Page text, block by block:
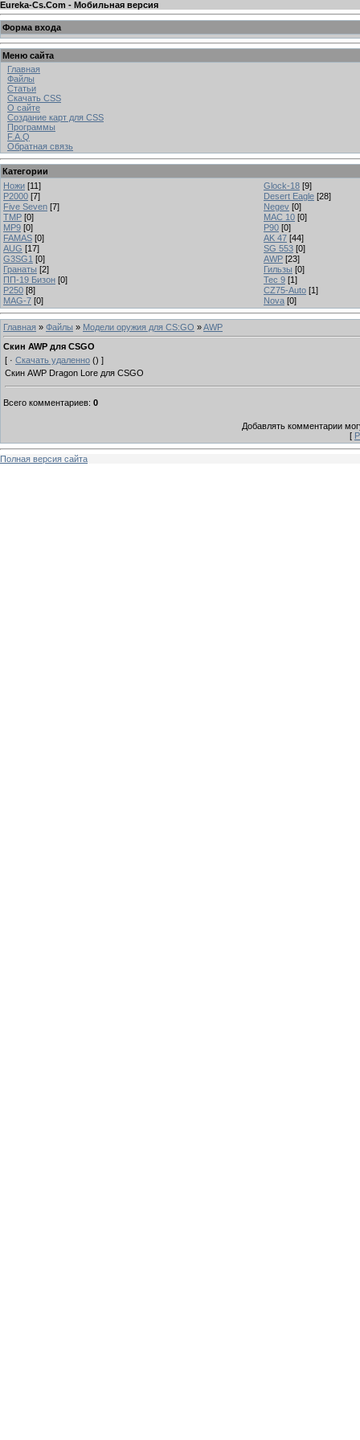
Eureka-Cs.Com - Мобильная версия
Форма входа
Меню сайта
Главная
Файлы
Статьи
Скачать CSS
О сайте
Создание карт для CSS
Программы
F.A.Q
Обратная связь
Категории
Ножи [11] Glock-18 [9]
P2000 [7] Desert Eagle [28]
Five Seven [7] Negev [0]
TMP [0] MAC 10 [0]
MP9 [0] P90 [0]
FAMAS [0] AK 47 [44]
AUG [17] SG 553 [0]
G3SG1 [0] AWP [23]
Гранаты [2] Гильзы [0]
ПП-19 Бизон [0] Tec 9 [1]
P250 [8] CZ75-Auto [1]
MAG-7 [0] Nova [0]
Главная » Файлы » Модели оружия для CS:GO »AWP
Скин AWP для CSGO
[ · Скачать удаленно () ]
Скин AWP Dragon Lore для CSGO
Всего комментариев: 0
Добавлять комментарии
[
Полная версия сайта